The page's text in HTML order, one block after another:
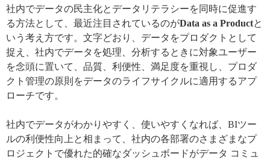
社内でデータの民主化とデータリテラシーを同時に促進す
る方法として、最近注目されているのがData as a Productと
いう考え方です。文字どおり、データをプロダクトとして
捉え、社内でデータを処理、分析するときに対象ユーザー
を念頭に置いて、品質、利便性、満足度を重視し、プロダ
クト管理の原則をデータのライフサイクルに適用するアプ
ローチです。
社内でデータがわかりやすく、使いやすくなれば、BIツー
ルの利便性向上と相まって、社内の各部署のさまざまなプ
ロジェクトで優れた的確なダッシュボードがデータ コミュ